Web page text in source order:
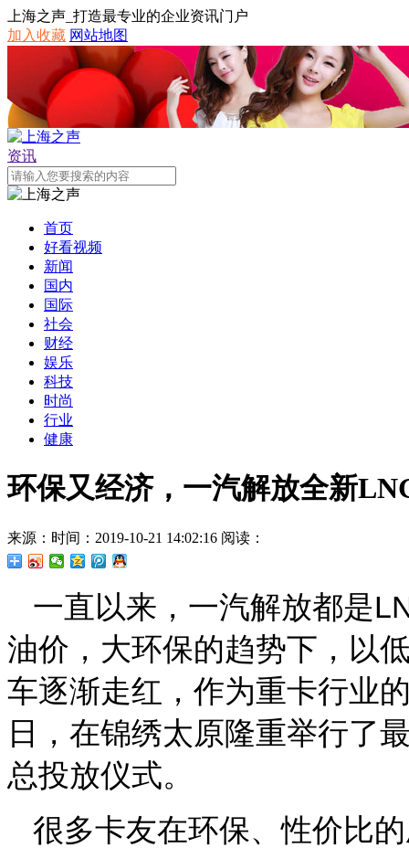
上海之声_打造最专业的企业资讯门户
加入收藏 网站地图
资讯
首页
好看视频
新闻
国内
国际
社会
财经
娱乐
科技
时尚
行业
健康
环保又经济，一汽解放全新
来源： 时间：2019-10-21 14:02:16 阅读：
一直以来，一汽解放都是
油价，大环保的趋势下，以
车逐渐走红，作为重卡行业
日，在锦绣太原隆重举行了
总投放仪式。
很多卡友在环保、性价比